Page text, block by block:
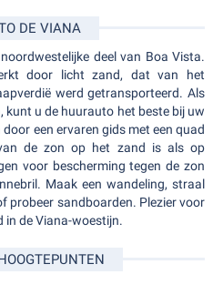
DE VIANA
deel van Boa Vista.
door licht zand, dat van het
werd getransporteerd. Als
kunt u de huurauto het beste bij uw
een ervaren gids met een quad
de zon op het zand is als op
voor bescherming tegen de zon
Maak een wandeling, straal
probeer sandboarden. Plezier voor
in de Viana-woestijn.